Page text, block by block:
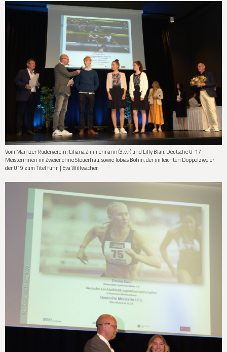
Vom Mainzer Ruderverein: Liliana Zimmermann (3.v.r) und Lilly Blair, Deutsche U-17-
Meisterinnen im Zweier ohne Steuerfrau, sowie Tobias Böhm, der im leichten Doppelzweier
der U19 zum Titel fuhr. | Eva Willwacher